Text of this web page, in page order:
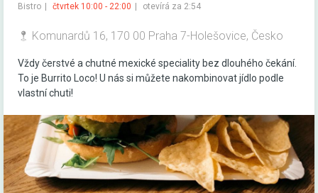
Bistro čtvrtek 10:00 - 22:00 otevírá za 2:54
Komunardů 16, 170 00 Praha 7-Holešovice, Česko
Vždy čerstvé a chutné mexické speciality bez dlouhého čekání.
To je Burrito Loco! U nás si můžete nakombinovat jídlo podle
vlastní chuti!